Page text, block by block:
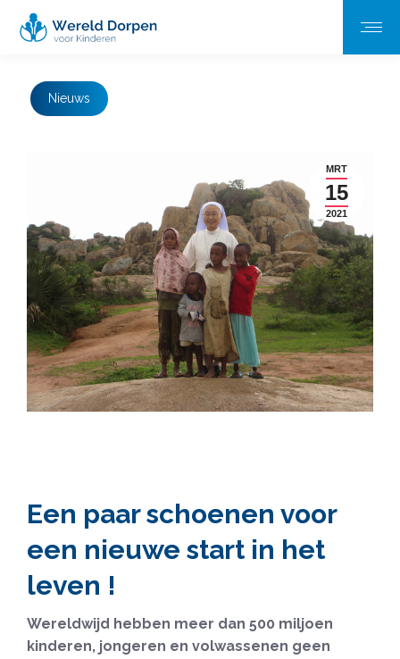
MRT
15
2021
Een paar schoenen voor
een nieuwe start in het
leven !
Wereldwijd hebben meer dan 500 miljoen
kinderen, jongeren en volwassenen geen
Nieuws